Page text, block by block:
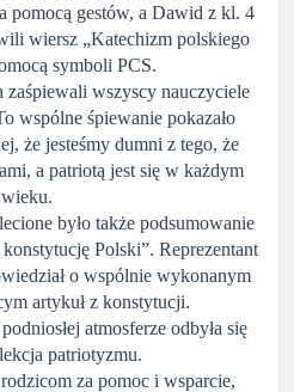
pomocą gestów, a Dawid z kl. 4
wiersz „Katechizm polskiego
symboli PCS.
zaśpiewali wszyscy nauczyciele
wspólne śpiewanie pokazało
że jesteśmy dumni z tego, że
a patriotą jest się w każdym
wieku.
było także podsumowanie
Polski”. Reprezentant
o wspólnie wykonanym
artykuł z konstytucji.
atmosferze odbyła się
patriotyzmu.
za pomoc i wsparcie,